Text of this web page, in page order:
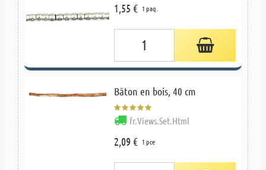
1,55 € 1 paq.
Bâton en bois, 40 cm
fr.Views.Set.Html
2,09 € 1 pce